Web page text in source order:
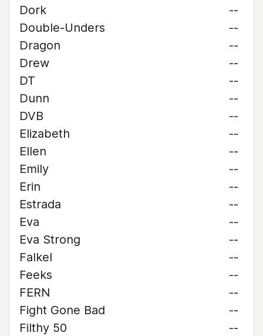
Dork
--
Double-Unders
--
Dragon
--
Drew
--
DT
--
Dunn
--
DVB
--
Elizabeth
--
Ellen
--
Emily
--
Erin
--
Estrada
--
Eva
--
Eva Strong
--
Falkel
--
Feeks
--
FERN
--
Fight Gone Bad
--
Filthy 50
--